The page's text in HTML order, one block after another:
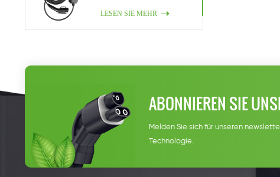
LESEN SIE MEHR
ABONNIEREN SIE
Melden Sie sich für unseren
Technologie.